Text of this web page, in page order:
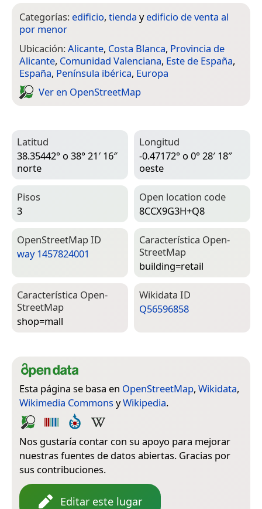
Categorías: edificio, tienda yedificio de venta al
por menor
Ubicación:Alicante, Costa Blanca, Provincia de
Alicante, Comunidad Valenciana, Este de España,
España, Península ibérica, Europa
Ver en Open­Street­Map
Latitud
38.35442° o 38° 21′ 16″
norte
Longitud
-0.47172° o 0° 28′ 18″
oeste
Pisos
3
Open location code
8CCX9G3H+Q8
Open­Street­Map ID
way 1457824001
Característica Open­
Street­Map
building=­retail
Característica Open­
Street­Map
shop=­mall
Wiki­data ID
Q56596858
Esta página se basa en OpenStreetMap, Wikidata,
Wikimedia Commons yWikipedia.
Nos gustaría contar con su apoyo para mejorar
nuestras fuentes de datos abiertas. Gracias por
sus contribuciones.
Editar este lugar